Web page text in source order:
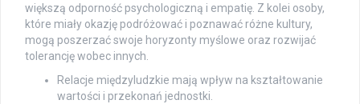
większą odporność psychologiczną i empatię. Z kolei osoby,
które miały okazję podróżować i poznawać różne kultury,
mogą poszerzać swoje horyzonty myślowe oraz rozwijać
tolerancję wobec innych.
Relacje międzyludzkie mają wpływ na kształtowanie
wartości i przekonań jednostki.